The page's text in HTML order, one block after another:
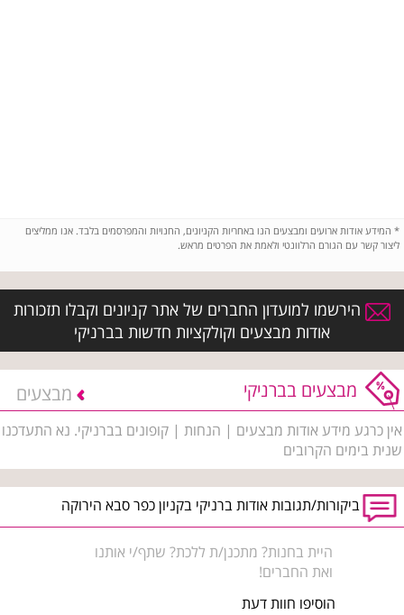
* המידע אודות ארועים ומבצעים הנו באחריות הקניונים, החנויות והמפרסמים בלבד. אנו ממליצים
ליצור קשר עם הגורם הרלוונטי ולאמת את הפרטים מראש.
הירשמו למועדון החברים של אתר קניונים וקבלו תזכורות
אודות מבצעים וקולקציות חדשות בברניקי
מבצעים בברניקי מבצעים
אין כרגע מידע אודות מבצעים | הנחות | קופונים בברניקי. נא התעדכנו
שנית בימים הקרובים
ביקורות/תגובות אודות ברניקי בקניון כפר סבא הירוקה
היית בחנות? מתכנן/ת ללכת? שתף/י אותנו
ואת החברים!
הוסיפו חוות דעת